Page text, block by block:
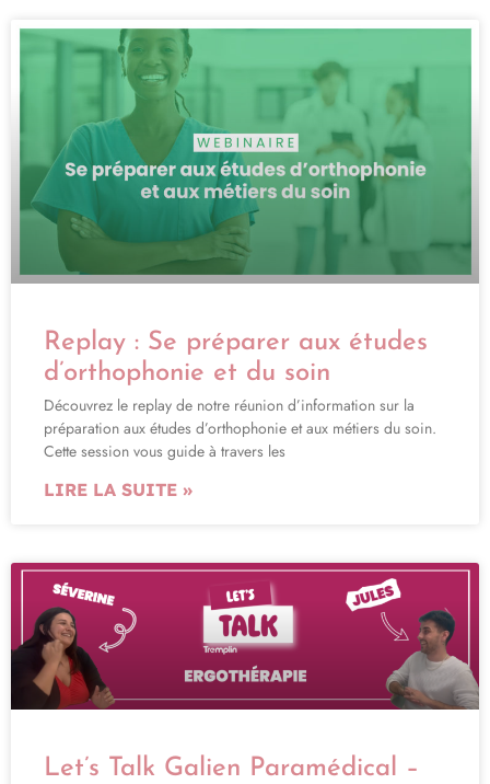
Replay : Se préparer aux études
d’orthophonie et du soin
Découvrez le replay de notre réunion d’information sur la
préparation aux études d’orthophonie et aux métiers du soin.
Cette session vous guide à travers les
LIRE LA SUITE »
Let’s Talk Galien Paramédical –